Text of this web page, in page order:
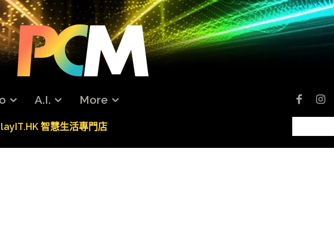
A.I. More
智慧生活專門店